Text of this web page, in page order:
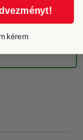
kérem